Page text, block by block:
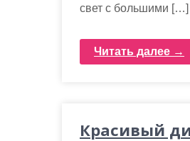
свет с большими […]
Читать далее →
Красивый